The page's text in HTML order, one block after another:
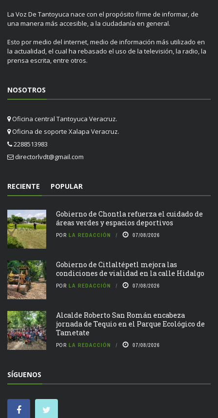
La Voz De Tantoyuca nace con el propósito firme de informar, de
una manera más accesible, a la ciudadanía en general.
Esto por medio del internet, medio de información más utilizado en
la actualidad, el cual ha rebasado el uso de la televisión, la radio, la
prensa escrita, entre otros.
NOSOTROS
Oficina central Tantoyuca Veracruz.
Oficina de soporte Xalapa Veracruz.
2288513983
directorlvdt@gmail.com
RECIENTE POPULAR
Gobierno de Chontla refuerza el cuidado de
áreas verdes y espacios deportivos
POR LA REDACCIÓN 07/08/2026
Gobierno de Citlaltépetl mejora las
condiciones de vialidad en la calle Hidalgo
POR LA REDACCIÓN 07/08/2026
Alcalde Roberto San Román encabeza
jornada de Tequio en el Parque Ecológico de
Tametate
POR LA REDACCIÓN 07/08/2026
SÍGUENOS